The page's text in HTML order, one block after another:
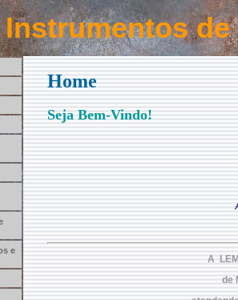
Instrumentos
e
Home
Seja Bem-Vindo!
A
de